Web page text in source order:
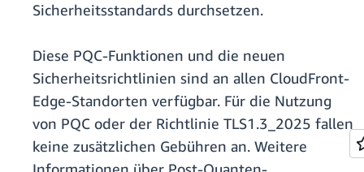
Sicherheitsstandards durchsetzen.
Diese PQC-Funktionen und die neuen
Sicherheitsrichtlinien sind an allen CloudFront-
Edge-Standorten verfügbar. Für die Nutzung
von PQC oder der Richtlinie TLS1.3_2025 fallen
keine zusätzlichen Gebühren an. Weitere